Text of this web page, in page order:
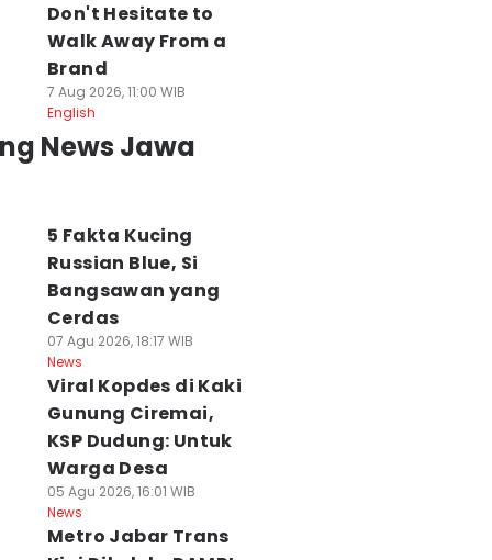
Don't Hesitate to
Walk Away From a
Brand
7 Aug 2026, 11:00 WIB
English
News Jawa
5 Fakta Kucing
Russian Blue, Si
Bangsawan yang
Cerdas
07 Agu 2026, 18:17 WIB
News
Viral Kopdes di Kaki
Gunung Ciremai,
KSP Dudung: Untuk
Warga Desa
05 Agu 2026, 16:01 WIB
News
Metro Jabar Trans